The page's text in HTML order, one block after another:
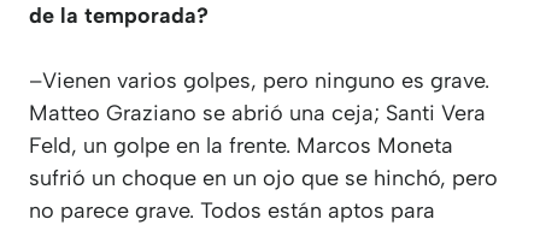
de la temporada?
–Vienen varios golpes, pero ninguno es grave.
Matteo Graziano se abrió una ceja; Santi Vera
Feld, un golpe en la frente. Marcos Moneta
sufrió un choque en un ojo que se hinchó, pero
no parece grave. Todos están aptos para